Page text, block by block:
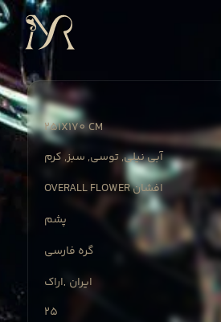
251X170 CM
آبی نیلی, توسی, سبز, کرم
OVERALL FLOWER افشان
پشم
گره فارسی
اراک ایران
25